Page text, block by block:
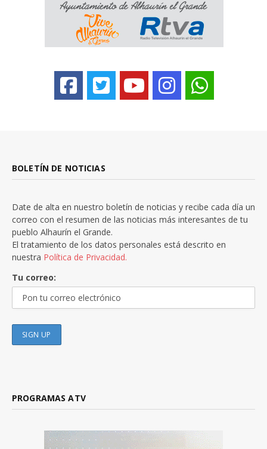
BOLETÍN DE NOTICIAS
Date de alta en nuestro boletín de noticias y recibe cada día un
correo con el resumen de las noticias más interesantes de tu
pueblo Alhaurín el Grande.
El tratamiento de los datos personales está descrito en
nuestra Política de Privacidad.
Tu correo:
PROGRAMAS ATV